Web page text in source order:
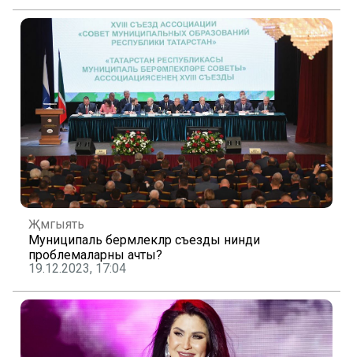
Җәмгыять
Муниципаль берәмлекләр съезды нинди
проблемаларны ачты?
19.12.2023, 17:04